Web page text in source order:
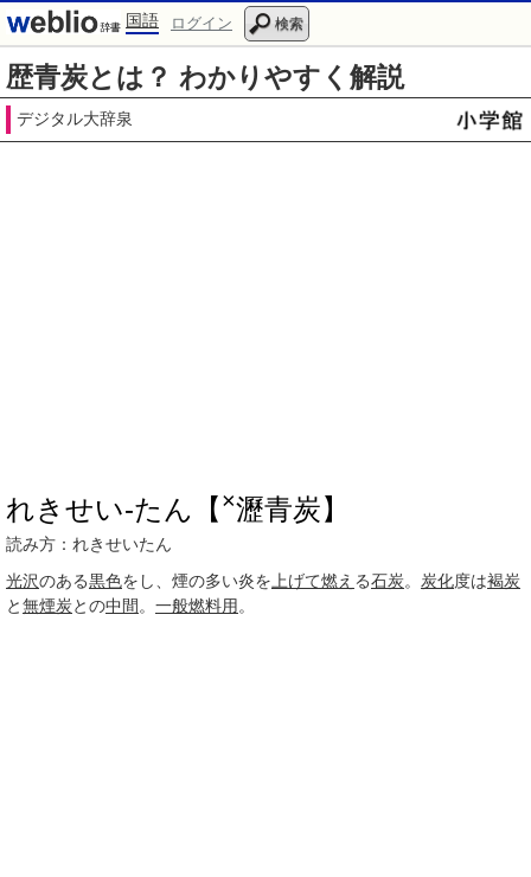
国語 ログイン 検索
歴青炭とは？ わかりやすく解説
デジタル大辞泉
れきせい‐たん【 ×瀝青炭】
読み方：れきせいたん
光沢のある黒色をし、煙の多い炎を 上げて燃え る石炭。 炭化度は褐炭
と無煙炭との中間 。 一般燃料用 。